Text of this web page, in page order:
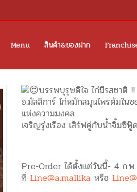
Menu สินค้า&ของฝาก
บรรพบุรุษดีใจ ไก่มีรสชาติ !!
อ.มัลลิการ์ ไก่หมักสมุนไพรต้มใน
แห่งความมงคล
เจริญรุ่งเรือง เสิร์ฟคู่กับน้ำจิ้มซี
Pre-Order ได้ตั้งแต่วันนี้- 4 ก.พ
ที่ Line@a.mallika หรือ